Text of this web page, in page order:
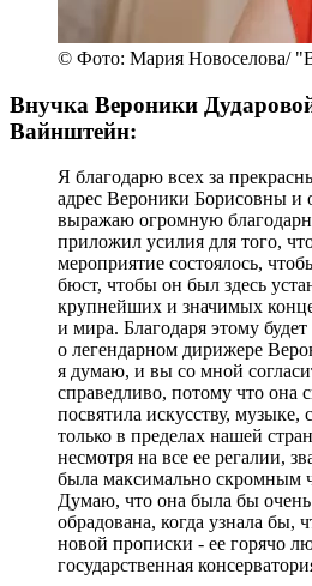
© Фото: Мария Новоселова/
Внучка Вероники
Вайнштейн:
Я благодарю всех за
адрес Вероники Борисовны и
выражаю огромную
приложил усилия для того,
мероприятие состоялось,
бюст, чтобы он был здесь
крупнейших и значимых
и мира. Благодаря этому
о легендарном дирижере
я думаю, и вы со мной
справедливо, потому что она
посвятила искусству, музыке,
только в пределах нашей
несмотря на все ее регалии,
была максимально скромным
Думаю, что она была бы
обрадована, когда узнала бы,
новой прописки - ее горячо
государственная